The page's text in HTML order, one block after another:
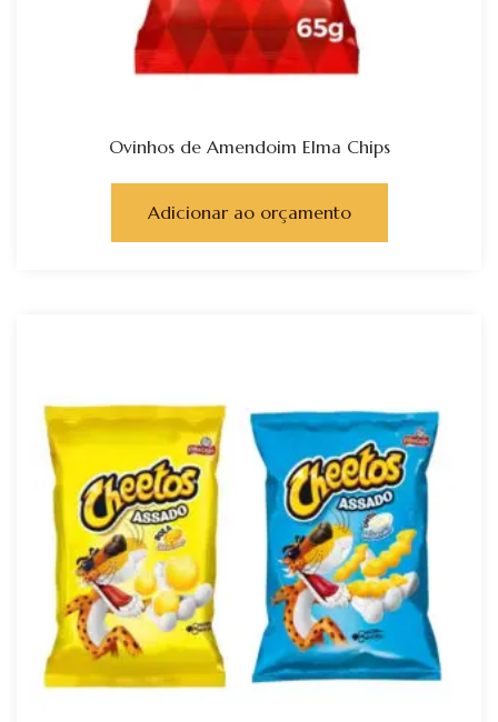
Ovinhos de Amendoim Elma Chips
Adicionar ao orçamento